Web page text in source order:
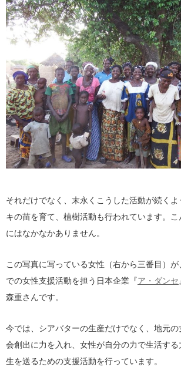
それだけでなく、末永くこうした活動が続くよ
キの苗を育て、植樹活動も行われています。
にはなかなかありません。
この写真に写っている女性（右から三番目）
での女性支援活動を担う日本企業『ア・ダンセ
森重さんです。
今では、シアバターの生産だけでなく、地元
会創出に力を入れ、女性が自分の力で生活する
生を送るための支援活動を行っています。